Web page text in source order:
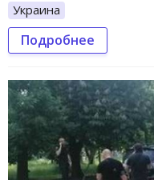
Украина
Подробнее